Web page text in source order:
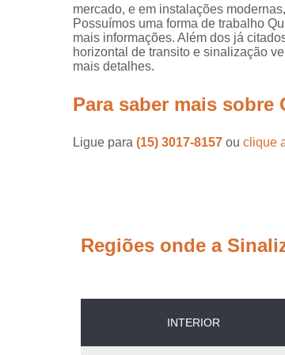
mercado, e em instalações
Possuímos uma forma de trabalho
mais informações. Além dos já
horizontal de transito e sinalização
mais detalhes.
Para saber mais
Ligue para (15) 3017-8157 ou clique
Regiões onde a
INTERIOR